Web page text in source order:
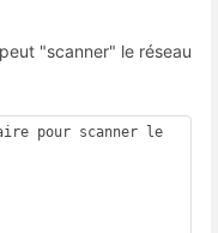
"scanner" le réseau
pour scanner le